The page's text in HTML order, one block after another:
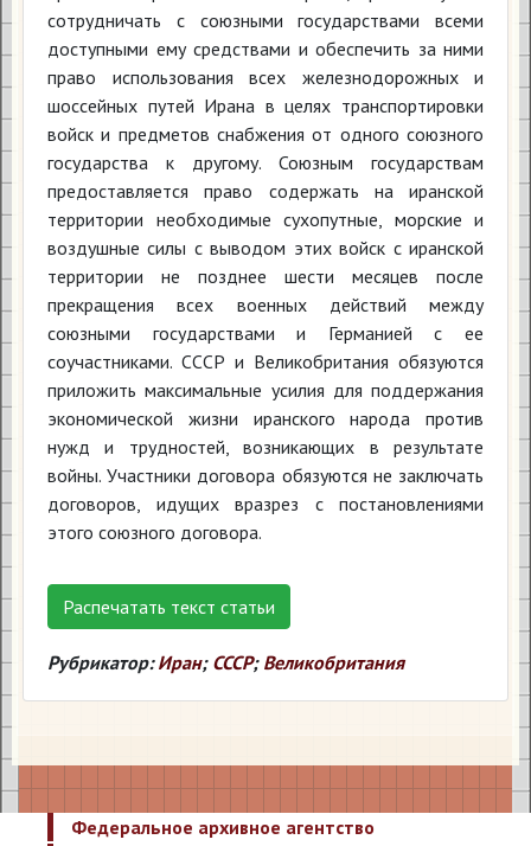
сотрудничать с союзными государствами всеми
доступными ему средствами и обеспечить за ними
право использования всех железнодорожных и
шоссейных путей Ирана в целях транспортировки
войск и предметов снабжения от одного союзного
государства к другому. Союзным государствам
предоставляется право содержать на иранской
территории необходимые сухопутные, морские и
воздушные силы с выводом этих войск с иранской
территории не позднее шести месяцев после
прекращения всех военных действий между
союзными государствами и Германией с ее
соучастниками. СССР и Великобритания обязуются
приложить максимальные усилия для поддержания
экономической жизни иранского народа против
нужд и трудностей, возникающих в результате
войны. Участники договора обязуются не заключать
договоров, идущих вразрез с постановлениями
этого союзного договора.
Распечатать текст статьи
Рубрикатор: Иран; СССР; Великобритания
Федеральное архивное агентство